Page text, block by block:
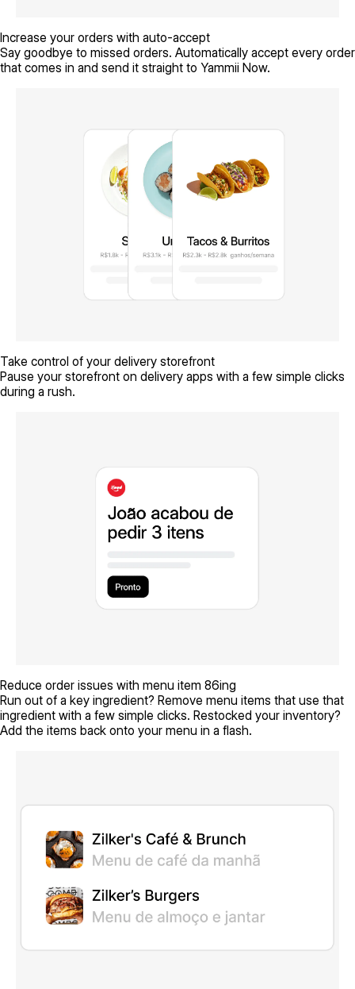
Increase your orders with auto-accept
Say goodbye to missed orders. Automatically accept every order
that comes in and send it straight to Yammii Now.
Take control of your delivery storefront
Pause your storefront on delivery apps with a few simple clicks
during a rush.
Reduce order issues with menu item 86ing
Run out of a key ingredient? Remove menu items that use that
ingredient with a few simple clicks. Restocked your inventory?
Add the items back onto your menu in a flash.